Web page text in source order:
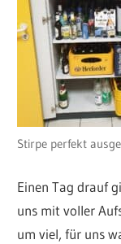
Stirpe perfekt
Einen Tag drauf
uns mit voller
um viel, für uns